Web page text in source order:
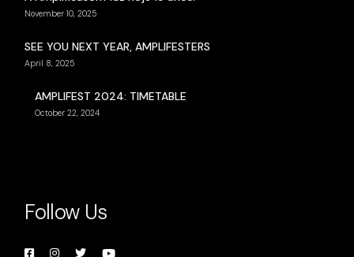
November 10, 2025
SEE YOU NEXT YEAR, AMPLIFESTERS
April 8, 2025
AMPLIFEST 2024: TIMETABLE
October 22, 2024
Follow Us